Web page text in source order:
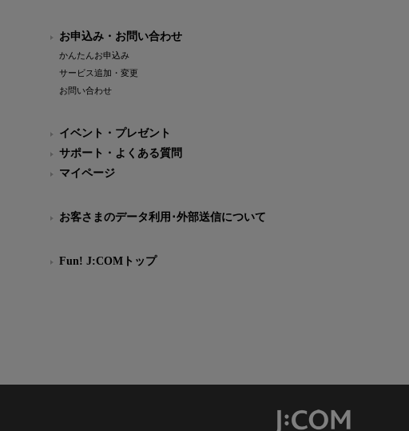
お申込み・お問い合わせ
かんたんお申込み
サービス追加・変更
お問い合わせ
イベント・プレゼント
サポート・よくある質問
マイページ
お客さまのデータ利用･外部送信について
Fun! J:COMトップ